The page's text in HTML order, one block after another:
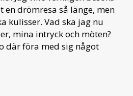
en drömresa så länge, men
kulisser. Vad ska jag nu
mina intryck och möten?
där föra med sig något